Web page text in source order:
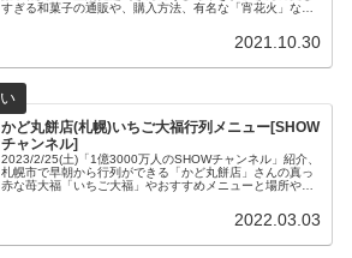
すぎる和菓子の通販や、購入方法、有名な「宵花火」など
値あり！ため息が漏れ、もう、うっとり・・・。2021.10.30
かど丸餅店(札幌)いちご大福行列メニュー[SHOW
チャンネル]
2023/2/25(土)「1億3000万人のSHOWチャンネル」紹介、
札幌市で早朝から行列ができる「かど丸餅店」さんの真っ
赤な苺大福「いちご大福」やおすすめメニューと場所や営
2022.03.03